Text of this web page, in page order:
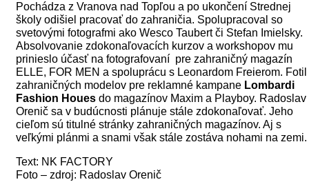
Pochádza z Vranova nad Topľou a po ukončení Strednej
školy odišiel pracovať do zahraničia. Spolupracoval so
svetovými fotografmi ako Wesco Taubert či Stefan Imielsky.
Absolvovanie zdokonaľovacích kurzov a workshopov mu
prinieslo účasť na fotografovaní pre zahraničný magazín
ELLE, FOR MEN a spoluprácu s Leonardom Freierom. Fotil
zahraničných modelov pre reklamné kampane Lombardi
Fashion Houes do magazínov Maxim a Playboy. Radoslav
Orenič sa v budúcnosti plánuje stále zdokonaľovať. Jeho
cieľom sú titulné stránky zahraničných magazínov. Aj s
veľkými plánmi a snami však stále zostáva nohami na zemi.
Text: NK FACTORY
Foto – zdroj: Radoslav Orenič